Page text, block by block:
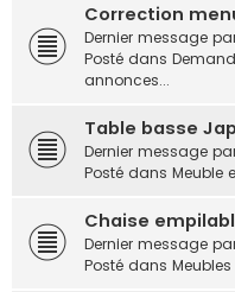
Correction
Dernier message
Posté dans
annonces...
Table basse
Dernier message
Posté dans Meuble
Chaise
Dernier message
Posté dans